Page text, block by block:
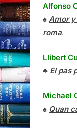
Alfonso
♠ Amor y
roma.
Llibert
♣ El pas
Michael
♠ Quan